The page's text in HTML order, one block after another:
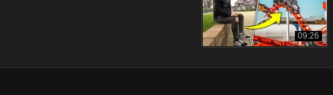
09:26